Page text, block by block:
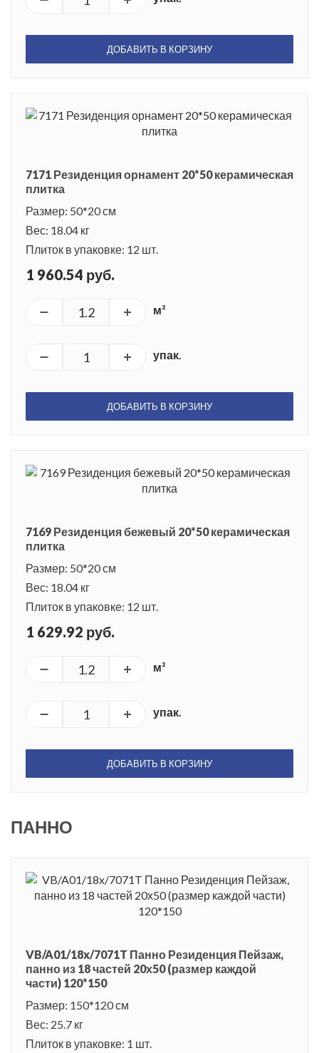
ДОБАВИТЬ В КОРЗИНУ
7171 Резиденция орнамент 20*50 керамическая
плитка
Размер: 50*20 см
Вес: 18.04 кг
Плиток в упаковке: 12 шт.
1 960.54 руб.
м²
упак.
ДОБАВИТЬ В КОРЗИНУ
7169 Резиденция бежевый 20*50 керамическая
плитка
Размер: 50*20 см
Вес: 18.04 кг
Плиток в упаковке: 12 шт.
1 629.92 руб.
м²
упак.
ДОБАВИТЬ В КОРЗИНУ
ПАННО
VB/A01/18x/7071T Панно Резиденция Пейзаж,
панно из 18 частей 20х50 (размер каждой
части) 120*150
Размер: 150*120 см
Вес: 25.7 кг
Плиток в упаковке: 1 шт.